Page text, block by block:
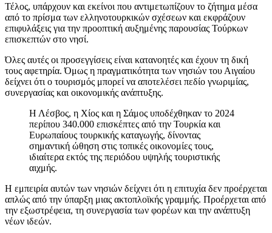
Τέλος, υπάρχουν και εκείνοι που αντιμετωπίζουν το ζήτημα μέσα
από το πρίσμα των ελληνοτουρκικών σχέσεων και εκφράζουν
επιφυλάξεις για την προοπτική αυξημένης παρουσίας Τούρκων
επισκεπτών στο νησί.
Όλες αυτές οι προσεγγίσεις είναι κατανοητές και έχουν τη δική
τους αφετηρία. Όμως η πραγματικότητα των νησιών του Αιγαίου
δείχνει ότι ο τουρισμός μπορεί να αποτελέσει πεδίο γνωριμίας,
συνεργασίας και οικονομικής ανάπτυξης.
Η Λέσβος, η Χίος και η Σάμος υποδέχθηκαν το 2024
περίπου 340.000 επισκέπτες από την Τουρκία και
Ευρωπαίους τουρκικής καταγωγής, δίνοντας
σημαντική ώθηση στις τοπικές οικονομίες τους,
ιδιαίτερα εκτός της περιόδου υψηλής τουριστικής
αιχμής.
Η εμπειρία αυτών των νησιών δείχνει ότι η επιτυχία δεν προέρχεται
απλώς από την ύπαρξη μιας ακτοπλοϊκής γραμμής. Προέρχεται από
την εξωστρέφεια, τη συνεργασία των φορέων και την ανάπτυξη
νέων ιδεών.